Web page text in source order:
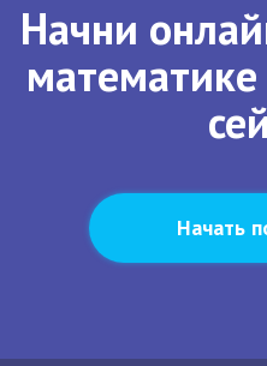
Начни
Начать